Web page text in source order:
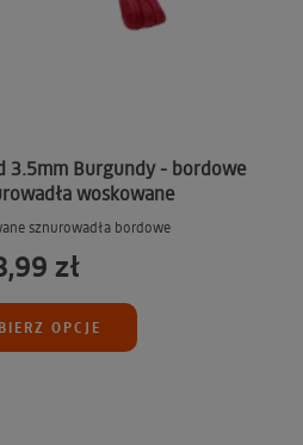
3.5mm Burgundy - bordowe
woskowane
sznurowadła bordowe
zł
OPCJE